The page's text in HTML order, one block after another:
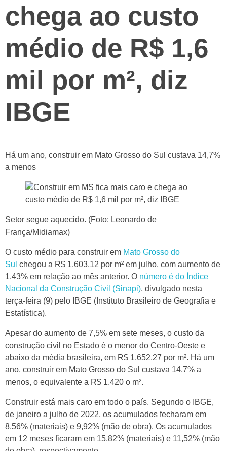
chega ao custo
médio de R$ 1,6
mil por m², diz
IBGE
Há um ano, construir em Mato Grosso do Sul custava 14,7%
a menos
Setor segue aquecido. (Foto: Leonardo de
França/Midiamax)
O custo médio para construir em Mato Grosso do
Sul chegou a R$ 1.603,12 por m² em julho, com aumento de
1,43% em relação ao mês anterior. O número é do Índice
Nacional da Construção Civil (Sinapi), divulgado nesta
terça-feira (9) pelo IBGE (Instituto Brasileiro de Geografia e
Estatística).
Apesar do aumento de 7,5% em sete meses, o custo da
construção civil no Estado é o menor do Centro-Oeste e
abaixo da média brasileira, em R$ 1.652,27 por m². Há um
ano, construir em Mato Grosso do Sul custava 14,7% a
menos, o equivalente a R$ 1.420 o m².
Construir está mais caro em todo o país. Segundo o IBGE,
de janeiro a julho de 2022, os acumulados fecharam em
8,56% (materiais) e 9,92% (mão de obra). Os acumulados
em 12 meses ficaram em 15,82% (materiais) e 11,52% (mão